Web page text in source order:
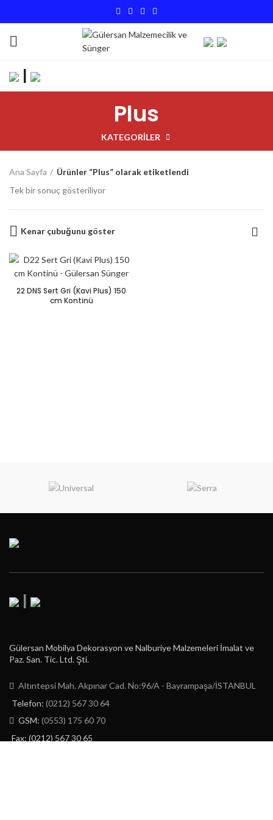
|
Plus
KATEGORILER
Ana Sayfa
Ürünler “Plus” olarak etiketlendi
Tek bir sonuç gösteriliyor
Kenar çubuğunu göster
22 DNS Sert Gri (Kavi Plus) 150
cm Kontinü
|
Gülersan Mobilya Dekorasyon ve Nalburiye Malzemeleri İmalat ve
Paz. San. Tic. Ltd. Şti.
Altıntepsi Mah. Akpınar Cad. No:96/A - Bayrampaşa/İSTANBUL
Telefon: (0212) 567 30 64
GSM: (0553) 175 60 70
Fax: (0212) 567 30 65